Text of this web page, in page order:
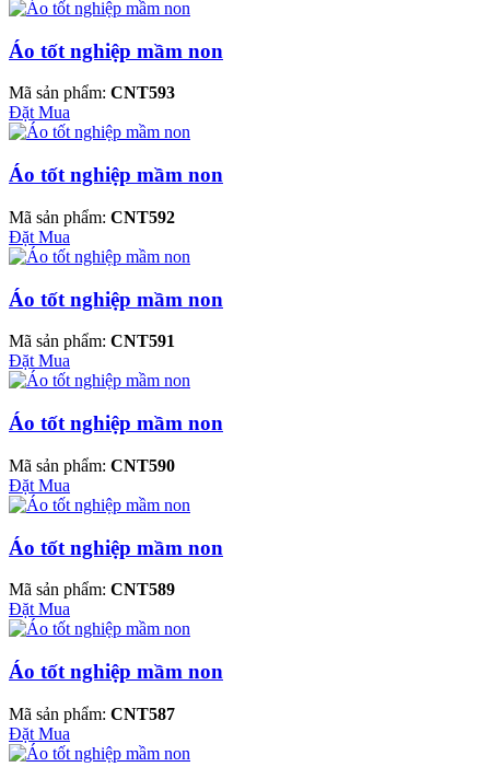
Áo tốt nghiệp mầm non
Mã sản phẩm: CNT593
Đặt Mua
Áo tốt nghiệp mầm non
Mã sản phẩm: CNT592
Đặt Mua
Áo tốt nghiệp mầm non
Mã sản phẩm: CNT591
Đặt Mua
Áo tốt nghiệp mầm non
Mã sản phẩm: CNT590
Đặt Mua
Áo tốt nghiệp mầm non
Mã sản phẩm: CNT589
Đặt Mua
Áo tốt nghiệp mầm non
Mã sản phẩm: CNT587
Đặt Mua